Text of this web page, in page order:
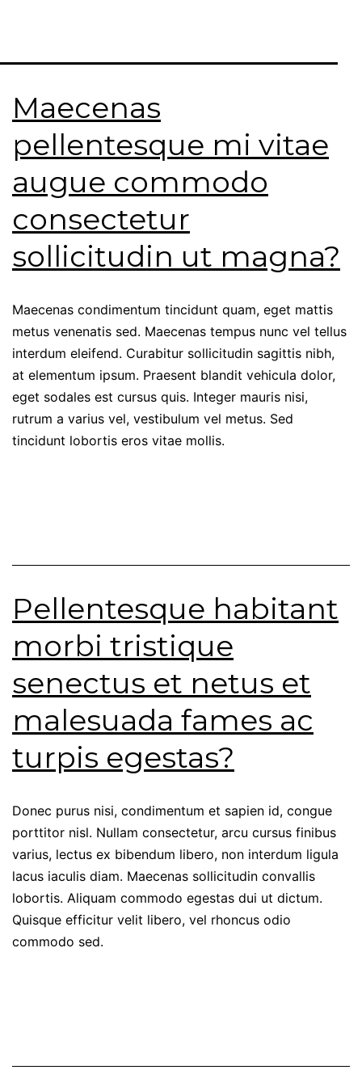
Maecenas
pellentesque mi vitae
augue commodo
consectetur
sollicitudin ut magna?
Maecenas condimentum tincidunt quam, eget mattis
metus venenatis sed. Maecenas tempus nunc vel tellus
interdum eleifend. Curabitur sollicitudin sagittis nibh,
at elementum ipsum. Praesent blandit vehicula dolor,
eget sodales est cursus quis. Integer mauris nisi,
rutrum a varius vel, vestibulum vel metus. Sed
tincidunt lobortis eros vitae mollis.
Pellentesque habitant
morbi tristique
senectus et netus et
malesuada fames ac
turpis egestas?
Donec purus nisi, condimentum et sapien id, congue
porttitor nisl. Nullam consectetur, arcu cursus finibus
varius, lectus ex bibendum libero, non interdum ligula
lacus iaculis diam. Maecenas sollicitudin convallis
lobortis. Aliquam commodo egestas dui ut dictum.
Quisque efficitur velit libero, vel rhoncus odio
commodo sed.